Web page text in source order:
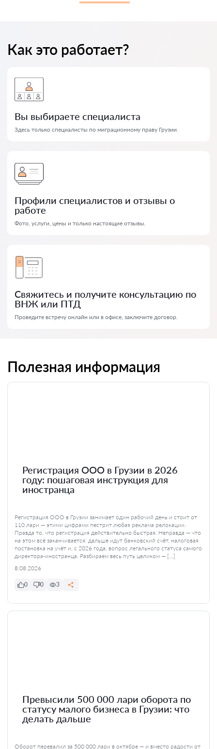
Как это работает?
Вы выбираете специалиста
Здесь только специалисты по миграционному праву Грузии.
Профили специалистов и отзывы о
работе
Фото, услуги, цены и только настоящие отзывы.
Свяжитесь и получите консультацию по
ВНЖ или ПТД
Проведите встречу онлайн или в офисе, заключите договор.
Полезная информация
Регистрация ООО в Грузии в 2026
году: пошаговая инструкция для
иностранца
Регистрация ООО в Грузии занимает один рабочий день и стоит от
110 лари — этими цифрами пестрит любая реклама релокации.
Правда то, что регистрация действительно быстрая. Неправда — что
на этом всё заканчивается: дальше идут банковский счёт, налоговая
постановка на учёт и, с 2026 года, вопрос легального статуса самого
директора-иностранца. Разбираем весь путь целиком — […]
8.08.2026
0 0 3
Превысили 500 000 лари оборота по
статусу малого бизнеса в Грузии: что
делать дальше
Оборот перевалил за 500 000 лари в октябре — и вместо радости от